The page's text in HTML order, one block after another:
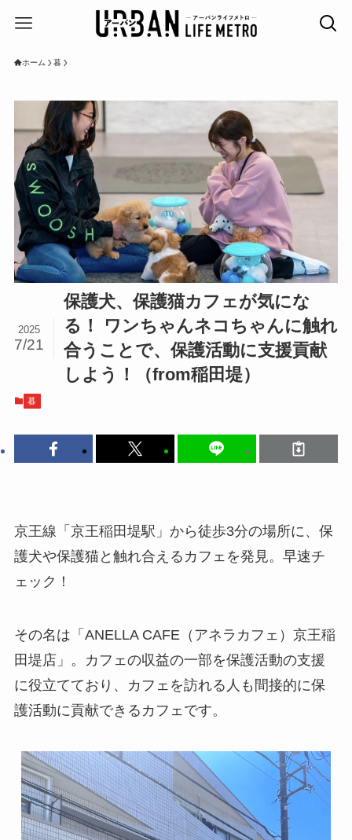
ホーム 暮
保護犬、保護猫カフェが気にな
る！ ワンちゃんネコちゃんに触れ
合うことで、保護活動に支援貢献
しよう！（from稲田堤）
2025
7/21
暮
京王線「京王稲田堤駅」から徒歩3分の場所に、保
護犬や保護猫と触れ合えるカフェを発見。早速チ
ェック！
その名は「ANELLA CAFE（アネラカフェ）京王稲
田堤店」。カフェの収益の一部を保護活動の支援
に役立てており、カフェを訪れる人も間接的に保
護活動に貢献できるカフェです。